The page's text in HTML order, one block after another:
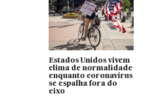
Estados Unidos vivem
clima de normalidade
enquanto coronavírus
se espalha fora do
eixo